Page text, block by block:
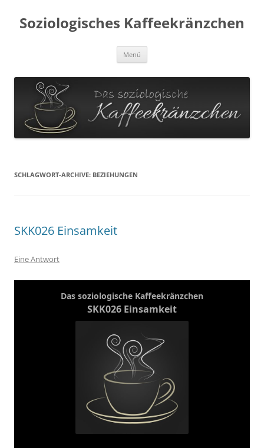
Soziologisches Kaffeekränzchen
Menü
SCHLAGWORT-ARCHIVE: BEZIEHUNGEN
SKK026 Einsamkeit
Eine Antwort